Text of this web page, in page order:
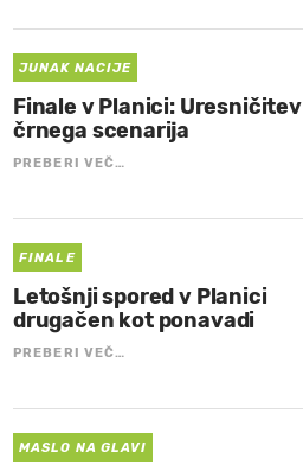
JUNAK NACIJE
Finale v Planici: Uresničitev
črnega scenarija
PREBERI VEČ…
FINALE
Letošnji spored v Planici
drugačen kot ponavadi
PREBERI VEČ…
MASLO NA GLAVI